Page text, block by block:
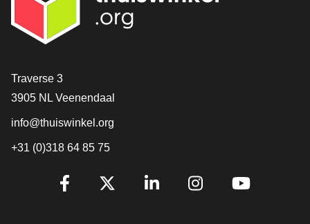
Contact
Traverse 3
3905 NL Veenendaal
info@thuiswinkel.org
+31 (0)318 64 85 75
Volg je ons al?